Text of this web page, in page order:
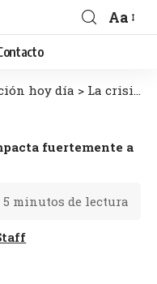
Aa
hoy día > La crisis de la turbosina ya impacta fuertemente a las aerolíneas
fuertemente a
5 minutos de lectura